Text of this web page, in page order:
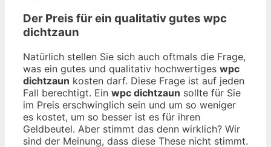
Der Preis für ein qualitativ gutes wpc
dichtzaun
Natürlich stellen Sie sich auch oftmals die Frage,
was ein gutes und qualitativ hochwertiges wpc
dichtzaun kosten darf. Diese Frage ist auf jeden
Fall berechtigt. Ein wpc dichtzaun sollte für Sie
im Preis erschwinglich sein und um so weniger
es kostet, um so besser ist es für ihren
Geldbeutel. Aber stimmt das denn wirklich? Wir
sind der Meinung, dass diese These nicht stimmt.